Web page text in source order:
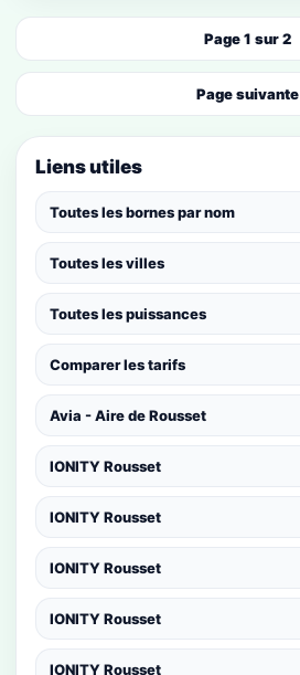
Page 1 sur 2
Page suivante
Liens utiles
Toutes les bornes par nom
Toutes les villes
Toutes les puissances
Comparer les tarifs
Avia - Aire de Rousset
IONITY Rousset
IONITY Rousset
IONITY Rousset
IONITY Rousset
IONITY Rousset